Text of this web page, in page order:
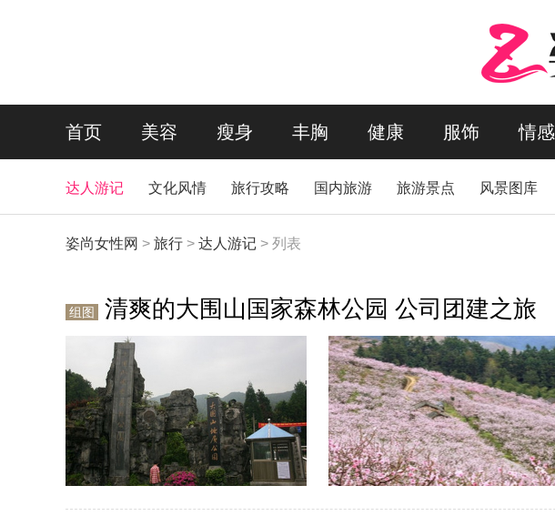
首页 美容 瘦身 丰胸 健康 服饰 情感
达人游记 文化风情 旅行攻略 国内旅游 旅游景点 风景图库
姿尚女性网 > 旅行 > 达人游记 > 列表
组图 清爽的大围山国家森林公园 公司团建之旅